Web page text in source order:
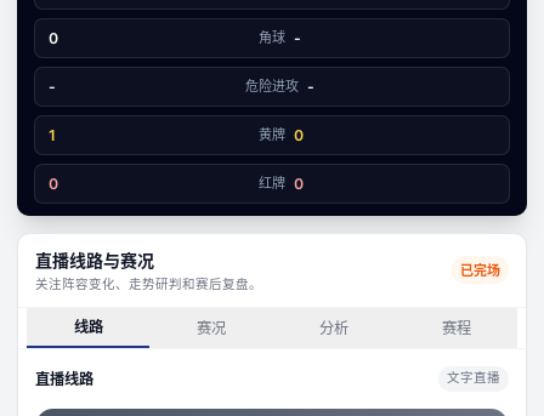
0 角球 -
- 危险进攻 -
1 黄牌 0
0 红牌 0
直播线路与赛况
关注阵容变化、走势研判和赛后复盘。
已完场
线路 赛况 分析 赛程
直播线路 文字直播